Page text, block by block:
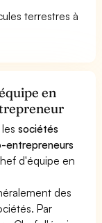
terrestres à
en
lessociétés
entrepreneurs
d'équipe en
des
Par